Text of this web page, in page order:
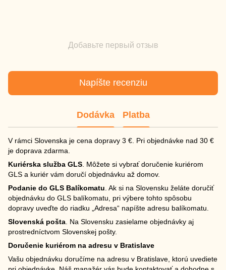
Добавьте первый отзыв
Napíšte recenziu
Dodávka Platba
V rámci Slovenska je cena dopravy 3 €. Pri objednávke nad 30 €
je doprava zdarma.
Kuriérska služba GLS . Môžete si vybrať doručenie kuriérom
GLS a kuriér vám doručí objednávku až domov.
Podanie do GLS Balíkomatu . Ak si na Slovensku želáte doručiť
objednávku do GLS balíkomatu, pri výbere tohto spôsobu
dopravy uveďte do riadku „Adresa“ napíšte adresu balíkomatu.
Slovenská pošta . Na Slovensku zasielame objednávky aj
prostredníctvom Slovenskej pošty.
Doručenie kuriérom na adresu v Bratislave
Vašu objednávku doručíme na adresu v Bratislave, ktorú uvediete